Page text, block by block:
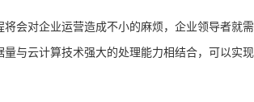
会对企业运营造成不小的麻烦，企业领导者就
与云计算技术强大的处理能力相结合，可以实